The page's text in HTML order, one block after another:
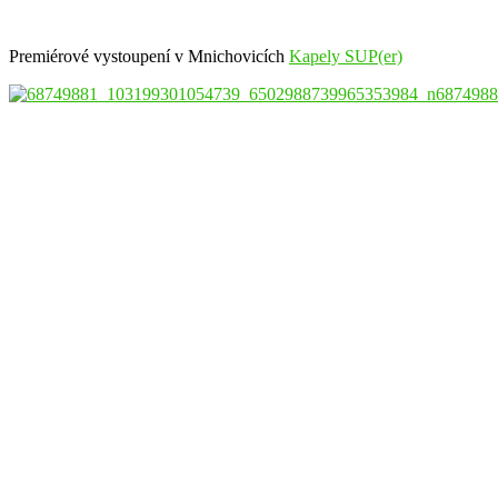
Premiérové vystoupení v Mnichovicích Kapely SUP(er)